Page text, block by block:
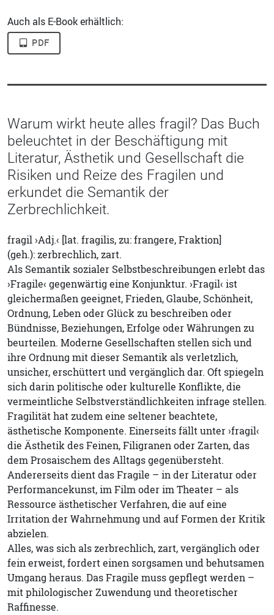
Auch als E-Book erhältlich:
PDF
Warum wirkt heute alles fragil? Das Buch
beleuchtet in der Beschäftigung mit
Literatur, Ästhetik und Gesellschaft die
Risiken und Reize des Fragilen und
erkundet die Semantik der
Zerbrechlichkeit.
fragil ›Adj.‹ [lat. fragilis, zu: frangere, Fraktion]
(geh.): zerbrechlich, zart.
Als Semantik sozialer Selbstbeschreibungen erlebt das
›Fragile‹ gegenwärtig eine Konjunktur. ›Fragil‹ ist
gleichermaßen geeignet, Frieden, Glaube, Schönheit,
Ordnung, Leben oder Glück zu beschreiben oder
Bündnisse, Beziehungen, Erfolge oder Währungen zu
beurteilen. Moderne Gesellschaften stellen sich und
ihre Ordnung mit dieser Semantik als verletzlich,
unsicher, erschüttert und vergänglich dar. Oft spiegeln
sich darin politische oder kulturelle Konflikte, die
vermeintliche Selbstverständlichkeiten infrage stellen.
Fragilität hat zudem eine seltener beachtete,
ästhetische Komponente. Einerseits fällt unter ›fragil‹
die Ästhetik des Feinen, Filigranen oder Zarten, das
dem Prosaischem des Alltags gegenübersteht.
Andererseits dient das Fragile – in der Literatur oder
Performancekunst, im Film oder im Theater – als
Ressource ästhetischer Verfahren, die auf eine
Irritation der Wahrnehmung und auf Formen der Kritik
abzielen.
Alles, was sich als zerbrechlich, zart, vergänglich oder
fein erweist, fordert einen sorgsamen und behutsamen
Umgang heraus. Das Fragile muss gepflegt werden –
mit philologischer Zuwendung und theoretischer
Raffinesse.